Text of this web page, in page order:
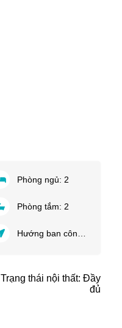
Phòng ngủ: 2
Phòng tắm: 2
Hướng ban công:
Trạng thái nội thất: Đầy
đủ